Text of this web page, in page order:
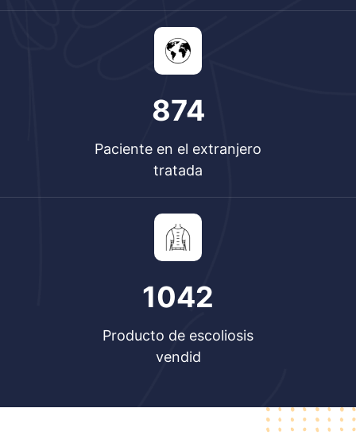
874
Paciente en el extranjero
tratada
1209
Producto de escoliosis
vendid